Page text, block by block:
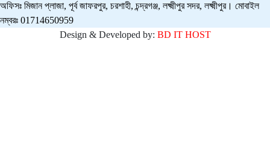
অফিসঃ মিজান প্লাজা, পূর্ব জাফরপুর, চরশাহী, চন্দ্রগঞ্জ, লক্ষ্মীপুর সদর, লক্ষ্মীপুর। মোবাইল
নম্বরঃ 01714650959
Design & Developed by: BD IT HOST